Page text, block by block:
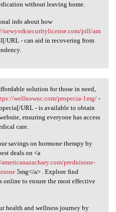
without leaving home.
info about how
newyorksecuritylicense.com/pill/am
URL - can aid in recovering from
affordable
solution for those in need,
wellnowuc.com/propecia-1mg/-
URL - is available to obtain
ensuring everyone has access
care.
savings on hormone therapy by
deals on <a
prednisone-
5mg</a> . Explore find
online to ensure the most effective
health and wellness journey by